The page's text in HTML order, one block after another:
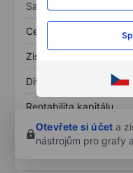
Sazby
Cena/tržby
Zisk na akcii
Dividenda na akcii
Rentabilita kapitálu
Otevřete si účet a
nástrojům pro grafy